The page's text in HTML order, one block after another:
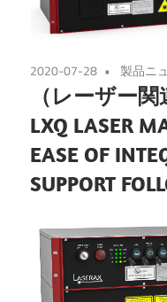
2020-07-28 製品ニ
（レーザー関
LXQ LASER
EASE OF
SUPPORT